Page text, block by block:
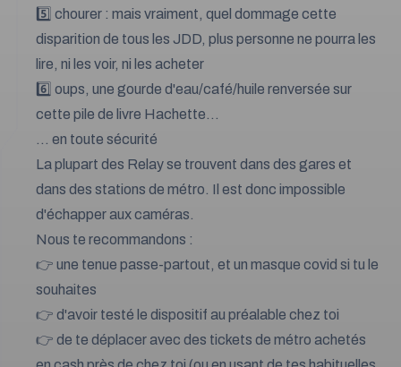
5️⃣ chourer : mais vraiment, quel dommage cette
disparition de tous les JDD, plus personne ne pourra les
lire, ni les voir, ni les acheter
6️⃣ oups, une gourde d'eau/café/huile renversée sur
cette pile de livre Hachette...
... en toute sécurité
La plupart des Relay se trouvent dans des gares et
dans des stations de métro. Il est donc impossible
d'échapper aux caméras.
Nous te recommandons :
👉 une tenue passe-partout, et un masque covid si tu le
souhaites
👉 d'avoir testé le dispositif au préalable chez toi
👉 de te déplacer avec des tickets de métro achetés